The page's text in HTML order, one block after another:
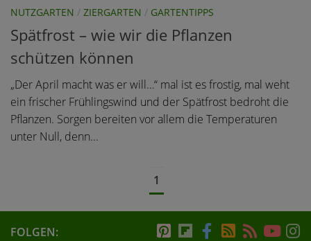
NUTZGARTEN / ZIERGARTEN / GARTENTIPPS
Spätfrost – wie wir die Pflanzen
schützen können
„Der April macht was er will…“ mal ist es frostig, mal weht
ein frischer Frühlingswind und der Spätfrost bedroht die
Pflanzen. Sorgen bereiten vor allem die Temperaturen
unter Null, denn...
1
FOLGEN: